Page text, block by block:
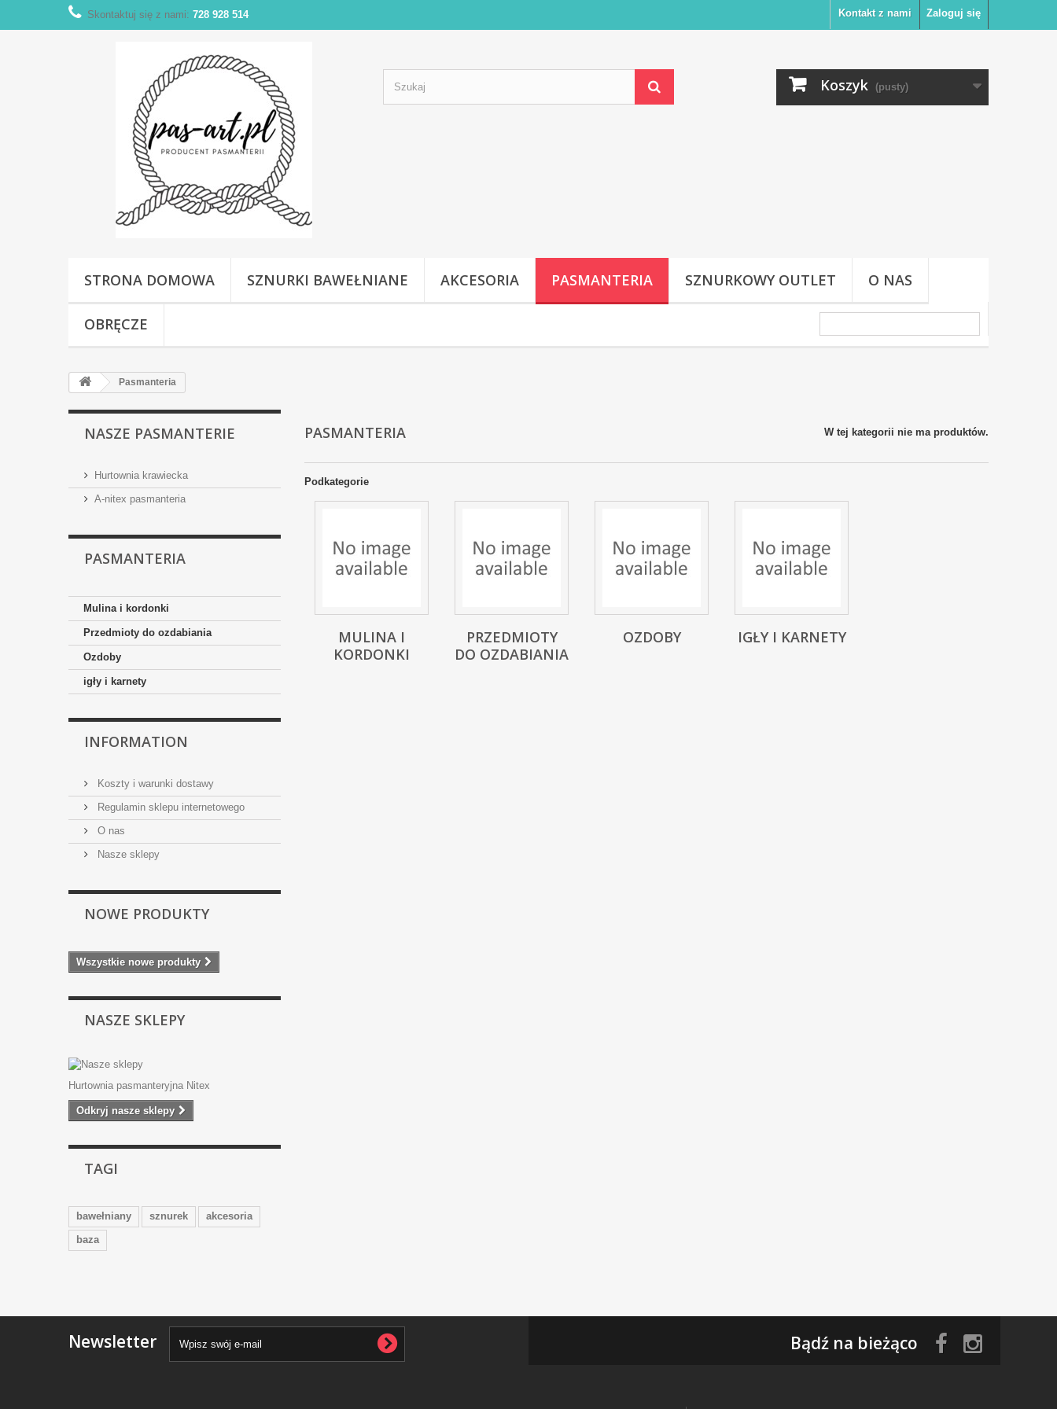
Zaloguj się
Kontakt z nami
Skontaktuj się z nami: 728 928 514
Koszyk (pusty)
STRONA DOMOWA SZNURKI BAWEŁNIANE AKCESORIA PASMANTERIA SZNURKOWY OUTLET O NAS
OBRĘCZE
Pasmanteria
NASZE PASMANTERIE
Hurtownia krawiecka
A-nitex pasmanteria
PASMANTERIA
Mulina i kordonki
Przedmioty do ozdabiania
Ozdoby
igły i karnety
INFORMATION
Koszty i warunki dostawy
Regulamin sklepu internetowego
O nas
Nasze sklepy
NOWE PRODUKTY
Wszystkie nowe produkty
NASZE SKLEPY
Hurtownia pasmanteryjna Nitex
Odkryj nasze sklepy
TAGI
bawełniany sznurek
akcesoria
baza
PASMANTERIA W tej kategorii nie ma produktów.
Podkategorie
MULINA I
KORDONKI
PRZEDMIOTY
DO OZDABIANIA
OZDOBY IGŁY I KARNETY
Newsletter Bądź na bieżąco